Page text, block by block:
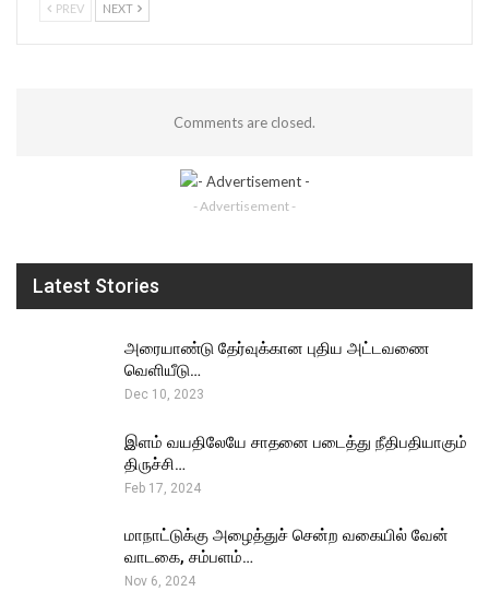
PREV NEXT
Comments are closed.
- Advertisement -
Latest Stories
அரையாண்டு தேர்வுக்கான புதிய அட்டவணை
வெளியீடு…
Dec 10, 2023
இளம் வயதிலேயே சாதனை படைத்து நீதிபதியாகும்
திருச்சி…
Feb 17, 2024
மாநாட்டுக்கு அழைத்துச் சென்ற வகையில் வேன்
வாடகை, சம்பளம்…
Nov 6, 2024